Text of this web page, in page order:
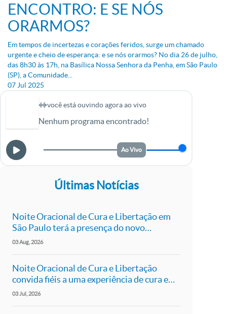
ENCONTRO: E SE NÓS
ORARMOS?
Em tempos de incertezas e corações feridos, surge um chamado
urgente e cheio de esperança: e se nós orarmos? No dia 26 de julho,
das 8h30 às 17h, na Basílica Nossa Senhora da Penha, em São Paulo
(SP), a Comunidade...
07 Jul 2025
você está ouvindo agora ao vivo
Nenhum programa encontrado!
Ao Vivo
Últimas Notícias
Noite Oracional de Cura e Libertação em
São Paulo terá a presença do novo
presidente da Canção Nova, Pe. Roger Luís
03Aug 2026
Noite Oracional de Cura e Libertação
convida fiéis a uma experiência de cura e
libertação em São Paulo
03Jul 2026